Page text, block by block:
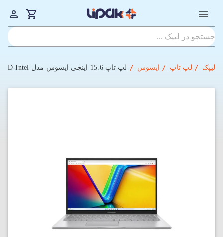
لیپک لپ تاپ ایسوس لپ تاپ 15.6 اینچی ایسوس مدل VivoBook X1504VA-NJ2920 CORE 5-8GB-512SSD-Intel